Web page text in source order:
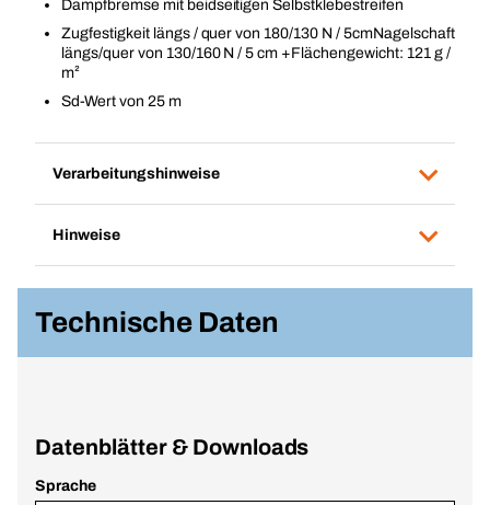
Dampfbremse mit beidseitigen Selbstklebestreifen
Zugfestigkeit längs / quer von 180/130 N / 5cmNagelschaft
längs/quer von 130/160 N / 5 cm +Flächengewicht: 121 g /
m²
Sd-Wert von 25 m
Verarbeitungshinweise
Hinweise
Technische Daten
Datenblätter & Downloads
Sprache